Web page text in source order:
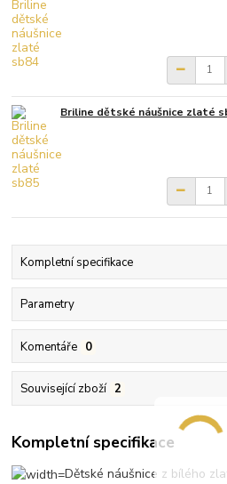
Briline dětské náušnice zlaté
Kompletní specifikace
Parametry
Komentáře 0
Související zboží 2
Kompletní specifikace
Dětské náušnice z bílého